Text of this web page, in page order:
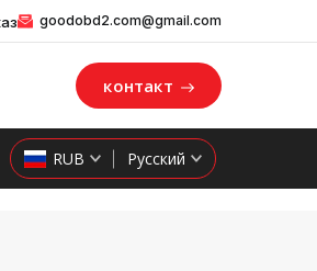
goodobd2.com@gmail.com
контакт
RUB Русский